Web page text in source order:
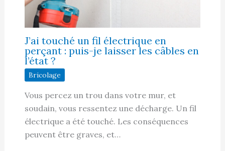
J’ai touché un fil électrique en
perçant : puis-je laisser les câbles en
l’état ?
Bricolage
Vous percez un trou dans votre mur, et
soudain, vous ressentez une décharge. Un fil
électrique a été touché. Les conséquences
peuvent être graves, et…